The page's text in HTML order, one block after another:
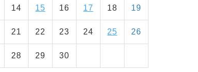
14 15 16 17 18 19
21 22 23 24 25 26
28 29 30